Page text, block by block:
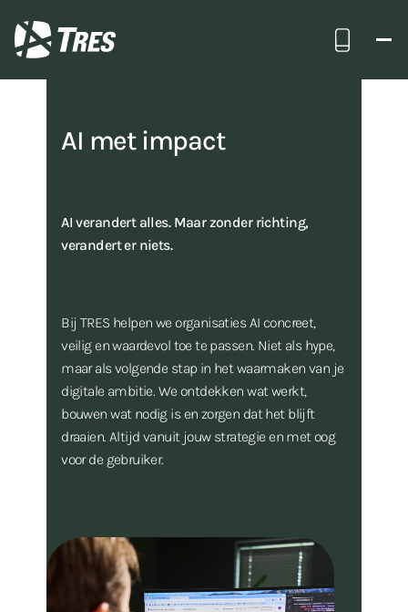
Bel ons
AI met impact
AI verandert alles. Maar zonder richting,
verandert er niets.
Bij TRES helpen we organisaties AI concreet,
veilig en waardevol toe te passen. Niet als hype,
maar als volgende stap in het waarmaken van je
digitale ambitie. We ontdekken wat werkt,
bouwen wat nodig is en zorgen dat het blijft
draaien. Altijd vanuit jouw strategie en met oog
voor de gebruiker.